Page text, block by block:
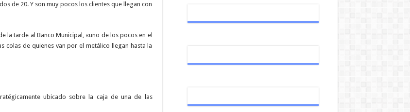
de 20. Y son muy pocos los clientes que llegan con
la tarde al Banco Municipal, «uno de los pocos en el
colas de quienes van por el metálico llegan hasta la
ubicado sobre la caja de una de las